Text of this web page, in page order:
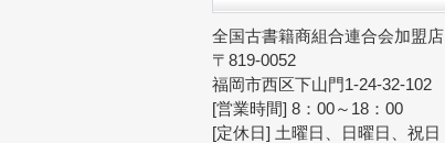
全国古書籍商組合連合会加盟店
〒819-0052
福岡市西区下山門1-24-32-102
[営業時間] 8：00～18：00
[定休日] 土曜日、日曜日、祝日